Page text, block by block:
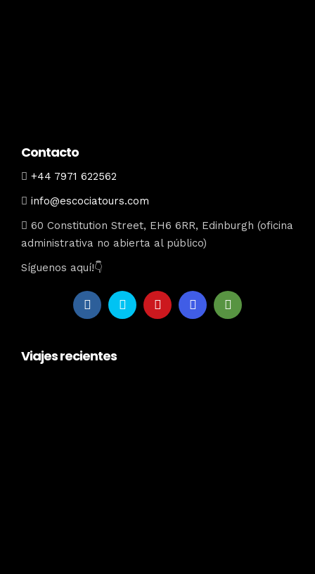
Contacto
+44 7971 622562
info@escociatours.com
60 Constitution Street, EH6 6RR, Edinburgh (oficina
administrativa no abierta al público)
Síguenos aquí!👇
Viajes recientes